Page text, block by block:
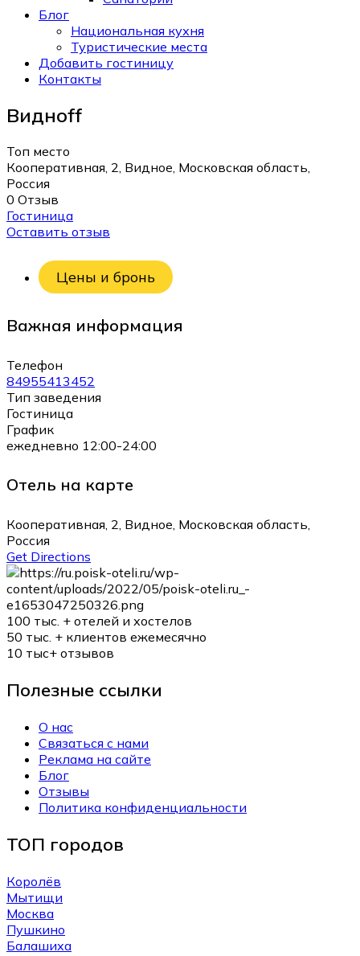
Блог
Национальная кухня
Туристические места
Добавить гостиницу
Контакты
Виднoff
Топ место
Кооперативная, 2, Видное, Московская область,
Россия
0 Отзыв
Гостиница
Оставить отзыв
Цены и бронь
Важная информация
Телефон
84955413452
Тип заведения
Гостиница
График
ежедневно 12:00-24:00
Отель на карте
Кооперативная, 2, Видное, Московская область,
Россия
Get Directions
100 тыс. + отелей и хостелов
50 тыс. + клиентов ежемесячно
10 тыс+ отзывов
Полезные ссылки
О нас
Связаться с нами
Реклама на сайте
Блог
Отзывы
Политика конфиденциальности
ТОП городов
Королёв
Мытищи
Москва
Пушкино
Балашиха